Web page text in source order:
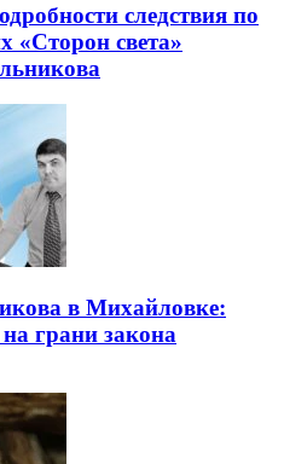
следствия по
«Сторон света»
в Михайловке:
грани закона